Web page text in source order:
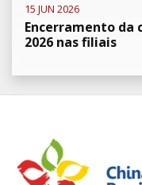
15 JUN 2026
Encerramento da
2026 nas filiais